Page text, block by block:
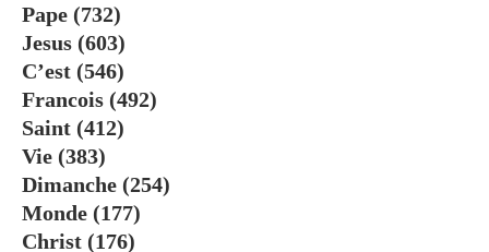
Pape (732)
Jesus (603)
C’est (546)
Francois (492)
Saint (412)
Vie (383)
Dimanche (254)
Monde (177)
Christ (176)